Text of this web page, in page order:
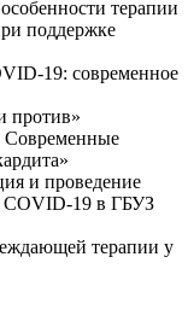
терапии
поддержке
19: современное
против»
Современные
и проведение
COVID-19 в ГБУЗ
терапии у